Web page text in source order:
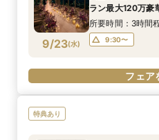
9/23(水)
ラン最大120万豪
所要時間：3時間
9:30〜
フェア
特典あり